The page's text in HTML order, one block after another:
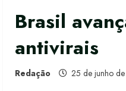
Brasil
antivirais
Redação 25 de junho